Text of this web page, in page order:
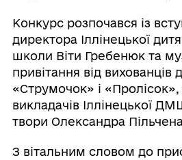
Конкурс розпочався із
директора Іллінецької
школи Віти Гребенюк та
привітання від вихованців
«Струмочок» і «Пролісок»,
викладачів Іллінецької
твори Олександра
З вітальним словом до